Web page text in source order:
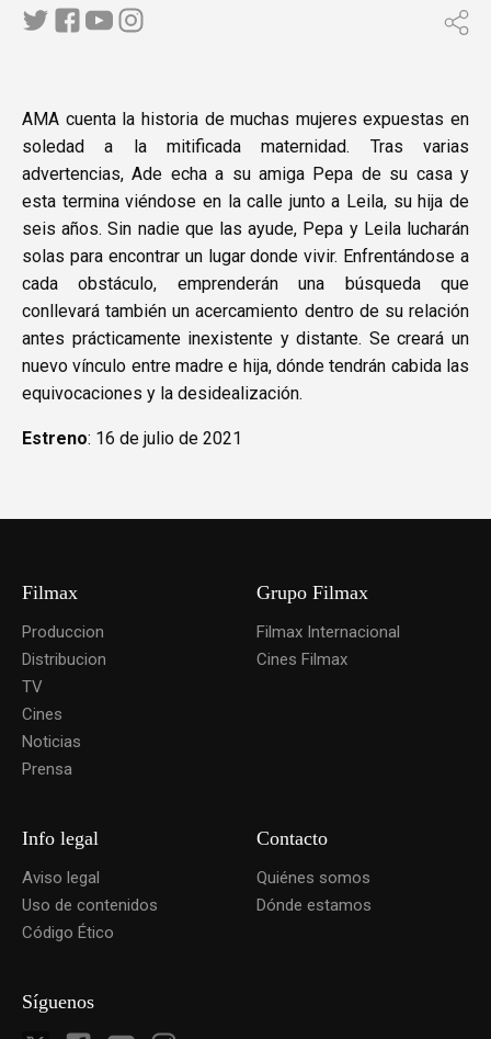
AMA cuenta la historia de muchas mujeres expuestas en
soledad a la mitificada maternidad. Tras varias
advertencias, Ade echa a su amiga Pepa de su casa y
esta termina viéndose en la calle junto a Leila, su hija de
seis años. Sin nadie que las ayude, Pepa y Leila lucharán
solas para encontrar un lugar donde vivir. Enfrentándose a
cada obstáculo, emprenderán una búsqueda que
conllevará también un acercamiento dentro de su relación
antes prácticamente inexistente y distante. Se creará un
nuevo vínculo entre madre e hija, dónde tendrán cabida las
equivocaciones y la desidealización.
Estreno: 16 de julio de 2021
Filmax
Produccion
Distribucion
TV
Cines
Noticias
Prensa
Grupo Filmax
Filmax Internacional
Cines Filmax
Info legal
Aviso legal
Uso de contenidos
Código Ético
Contacto
Quiénes somos
Dónde estamos
Síguenos